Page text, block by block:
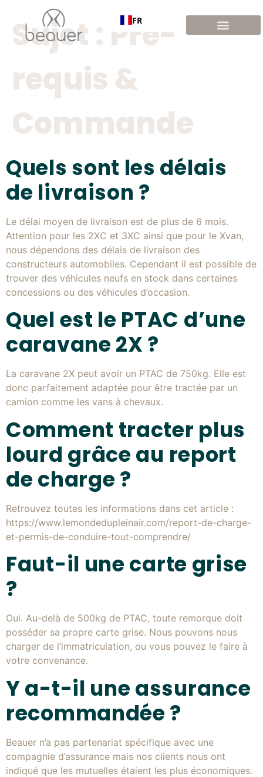
FR
Sujet : Pré-
requis &
Commande
Quels sont les délais
de livraison ?
Le délai moyen de livraison est de plus de 6 mois.
Attention pour les 2XC et 3XC ainsi que pour le Xvan,
nous dépendons des délais de livraison des
constructeurs automobiles. Cependant il est possible de
trouver des véhicules neufs en stock dans certaines
concessions ou des véhicules d’occasion.
Quel est le PTAC d’une
caravane 2X ?
La caravane 2X peut avoir un PTAC de 750kg. Elle est
donc parfaitement adaptée pour être tractée par un
camion comme les vans à chevaux.
Comment tracter plus
lourd grâce au report
de charge ?
Retrouvez toutes les informations dans cet article :
https://www.lemondedupleinair.com/report-de-charge-
et-permis-de-conduire-tout-comprendre/
Faut-il une carte grise
?
Oui. Au-delà de 500kg de PTAC, toute remorque doit
posséder sa propre carte grise. Nous pouvons nous
charger de l’immatriculation, ou vous pouvez le faire à
votre convenance.
Y a-t-il une assurance
recommandée ?
Beauer n’a pas partenariat spécifique avec une
compagnie d’assurance mais nos clients nous ont
indiqué que les mutuelles étaient les plus économiques.